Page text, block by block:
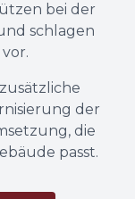
bei der
schlagen
der
die
passt.